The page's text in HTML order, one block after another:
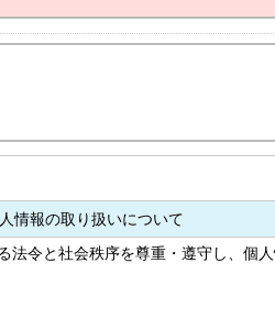
情報の取り扱いについて
令と社会秩序を尊重・遵守し、個